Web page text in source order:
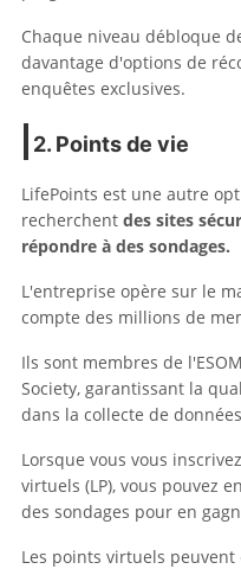
Chaque niveau débloque
davantage d'options de
enquêtes exclusives.
2. Points de vie
LifePoints est une autre
recherchent des sites
répondre à des sondages.
L'entreprise opère sur le
compte des millions de
Ils sont membres de
Society, garantissant la
dans la collecte de
Lorsque vous vous
virtuels (LP), vous pouvez
des sondages pour en
Les points virtuels